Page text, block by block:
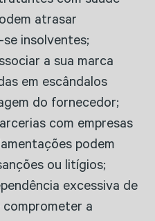
atrasar
insolventes;
a sua marca
em escândalos
do fornecedor;
com empresas
podem
ou litígios;
excessiva de
a